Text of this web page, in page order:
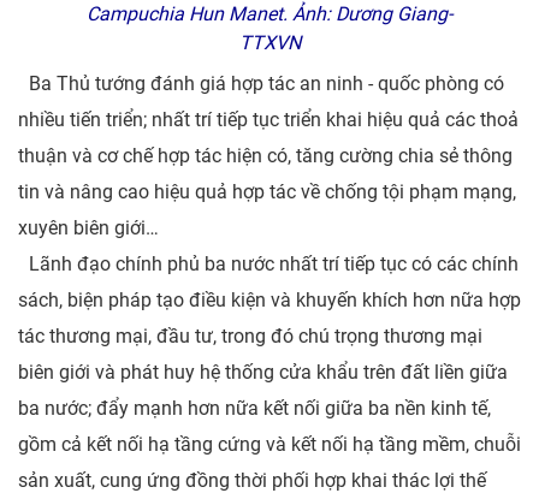
Campuchia Hun Manet. Ảnh: Dương Giang-
TTXVN
Ba Thủ tướng đánh giá hợp tác an ninh - quốc phòng có
nhiều tiến triển; nhất trí tiếp tục triển khai hiệu quả các thoả
thuận và cơ chế hợp tác hiện có, tăng cường chia sẻ thông
tin và nâng cao hiệu quả hợp tác về chống tội phạm mạng,
xuyên biên giới…
Lãnh đạo chính phủ ba nước nhất trí tiếp tục có các chính
sách, biện pháp tạo điều kiện và khuyến khích hơn nữa hợp
tác thương mại, đầu tư, trong đó chú trọng thương mại
biên giới và phát huy hệ thống cửa khẩu trên đất liền giữa
ba nước; đẩy mạnh hơn nữa kết nối giữa ba nền kinh tế,
gồm cả kết nối hạ tầng cứng và kết nối hạ tầng mềm, chuỗi
sản xuất, cung ứng đồng thời phối hợp khai thác lợi thế